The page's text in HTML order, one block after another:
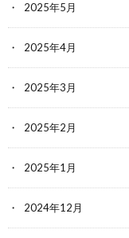
2025年5月
2025年4月
2025年3月
2025年2月
2025年1月
2024年12月